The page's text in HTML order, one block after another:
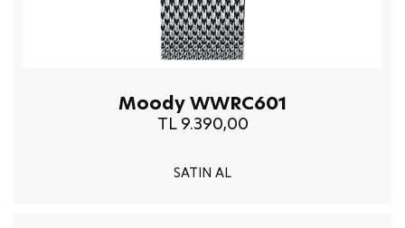
Moody WWRC601
TL 9.390,00
SATIN AL